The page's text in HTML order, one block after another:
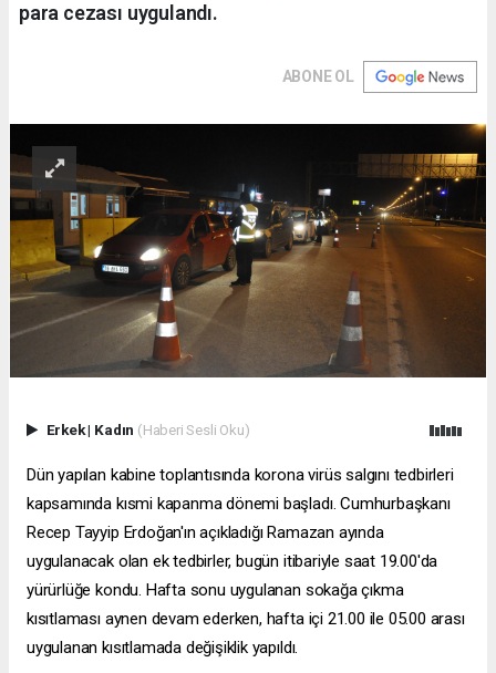
para cezası uygulandı.
ABONE OL
Erkek| Kadın (Haberi Sesli Oku)
Dün yapılan kabine toplantısında korona virüs salgını tedbirleri
kapsamında kısmi kapanma dönemi başladı. Cumhurbaşkanı
Recep Tayyip Erdoğan'ın açıkladığı Ramazan ayında
uygulanacak olan ek tedbirler, bugün itibariyle saat 19.00'da
yürürlüğe kondu. Hafta sonu uygulanan sokağa çıkma
kısıtlaması aynen devam ederken, hafta içi 21.00 ile 05.00 arası
uygulanan kısıtlamada değişiklik yapıldı.